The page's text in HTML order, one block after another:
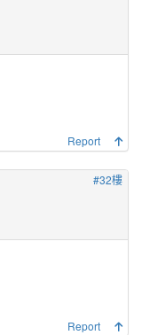
Report
#32樓
Report